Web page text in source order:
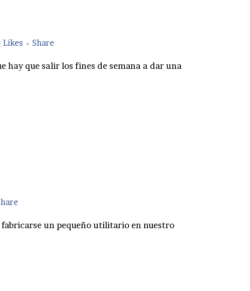
Likes Share
hay que salir los fines de semana a dar una
un pequeño utilitario en nuestro